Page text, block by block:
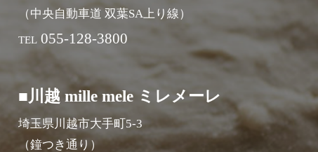
（中央自動車道 双葉SA上り線）
TEL 055-128-3800
■川越 mille mele ミレメーレ
埼玉県川越市大手町5-3
（鐘つき通り）